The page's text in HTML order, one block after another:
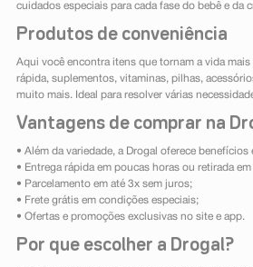
cuidados especiais para cada fase do bebê e da
Produtos de conveniência
Aqui você encontra itens que tornam a vida
rápida, suplementos, vitaminas, pilhas,
muito mais. Ideal para resolver várias
Vantagens de comprar na
• Além da variedade, a Drogal oferece benefícios
• Entrega rápida em poucas horas ou retirada
• Parcelamento em até 3x sem juros;
• Frete grátis em condições especiais;
• Ofertas e promoções exclusivas no site e app.
Por que escolher a Drogal?